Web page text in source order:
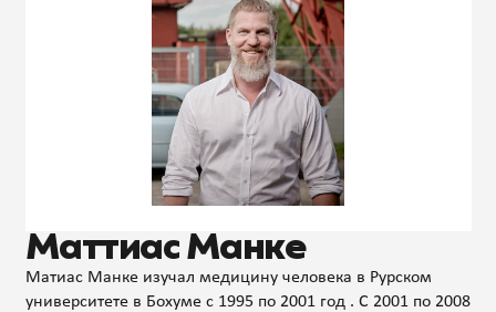
Маттиас Манке
Матиас Манке изучал медицину человека в Рурском
университете в Бохуме с 1995 по 2001 год . С 2001 по 2008